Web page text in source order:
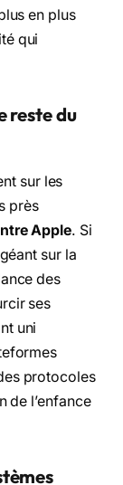
en plus
qui
reste du
sur les
près
Apple. Si
sur la
des
ses
uni
protocoles
de l’enfance